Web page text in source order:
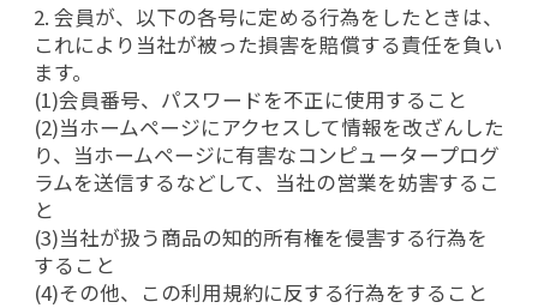
2. 会員が、以下の各号に定める行為をしたときは、
これにより当社が被った損害を賠償する責任を負い
ます。
(1)会員番号、パスワードを不正に使用すること
(2)当ホームページにアクセスして情報を改ざんした
り、当ホームページに有害なコンピュータープログ
ラムを送信するなどして、当社の営業を妨害するこ
と
(3)当社が扱う商品の知的所有権を侵害する行為を
すること
(4)その他、この利用規約に反する行為をすること